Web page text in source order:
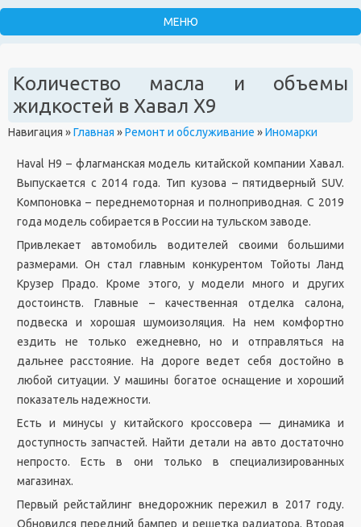
Количество масла и объемы
жидкостей в Хавал Х9
Навигация »Главная »Ремонт и обслуживание »Иномарки
Haval H9 – флагманская модель китайской компании Хавал.
Выпускается с 2014 года. Тип кузова – пятидверный SUV.
Компоновка – переднемоторная и полноприводная. С 2019
года модель собирается в России на тульском заводе.
Привлекает автомобиль водителей своими большими
размерами. Он стал главным конкурентом Тойоты Ланд
Крузер Прадо. Кроме этого, у модели много и других
достоинств. Главные – качественная отделка салона,
подвеска и хорошая шумоизоляция. На нем комфортно
ездить не только ежедневно, но и отправляться на
дальнее расстояние. На дороге ведет себя достойно в
любой ситуации. У машины богатое оснащение и хороший
показатель надежности.
Есть и минусы у китайского кроссовера — динамика и
доступность запчастей. Найти детали на авто достаточно
непросто. Есть в они только в специализированных
магазинах.
Первый рейстайлинг внедорожник пережил в 2017 году.
Обновился передний бампер и решетка радиатора. Вторая